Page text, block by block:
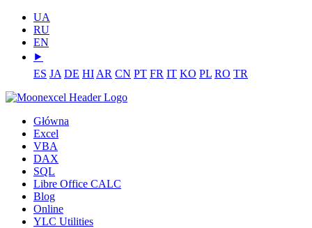
UA
RU
EN
⯈
ES JA DE HI AR CN PT FR IT KO PL RO TR
Główna
Excel
VBA
DAX
SQL
Libre Office CALC
Blog
Online
YLC Utilities